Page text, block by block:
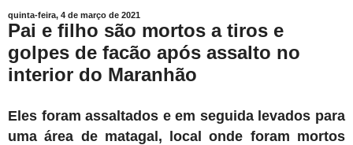
quinta-feira, 4 de março de 2021
Pai e filho são mortos a tiros e
golpes de facão após assalto no
interior do Maranhão
Eles foram assaltados e em seguida levados para
uma área de matagal, local onde foram mortos